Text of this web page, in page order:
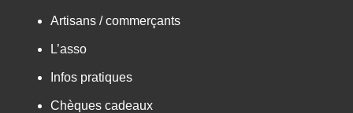
Artisans / commerçants
L’asso
Infos pratiques
Chèques cadeaux